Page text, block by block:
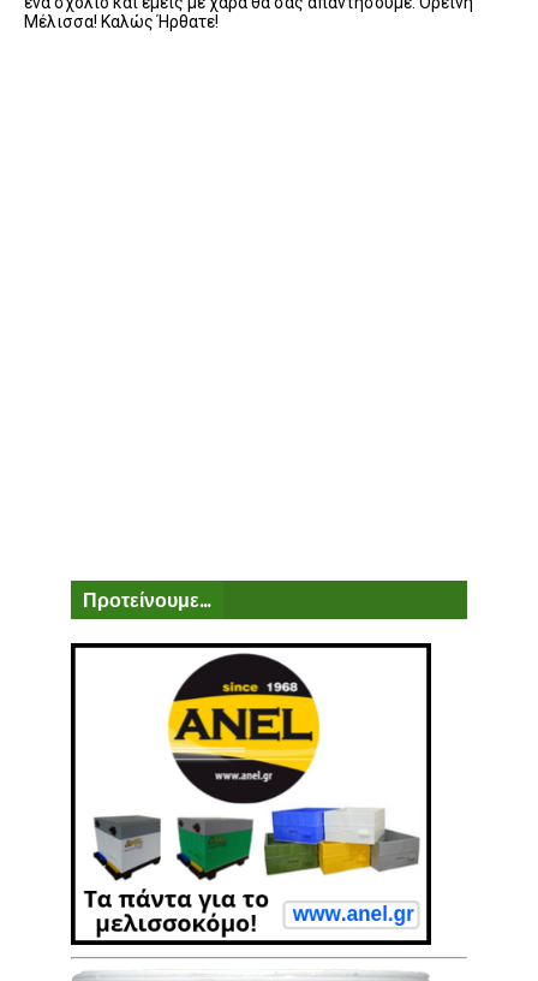
Μέλισσα! Καλώς Ήρθατε!
Προτείνουμε...